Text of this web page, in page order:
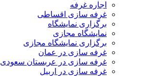
اجاره غرفه
غرفه سازی اقساطی
برگزاری نمایشگاه
نمایشگاه مجازی
برگزاری نمایشگاه مجازی
غرفه سازی در عمان
غرفه سازی در عربستان سعودی
غرفه سازی در اربیل